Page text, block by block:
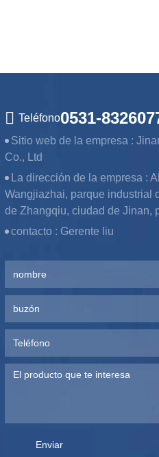
Teléfono0531-
Sitio web de la empresa :
Co., Ltd
La dirección de la empresa :
Wangjiazhai, parque industrial
de Zhangqiu, ciudad de Jinan,
contacto : Gerente liu
Enviar